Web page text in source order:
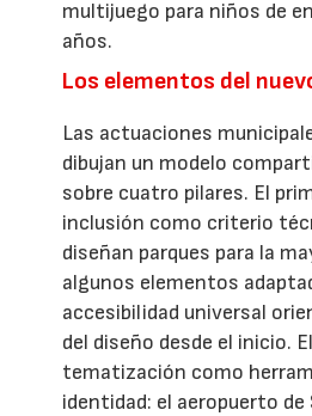
multijuego para niños de
años.
Los elementos del
Las actuaciones
dibujan un modelo
sobre cuatro pilares. El
inclusión como criterio
diseñan parques para la
algunos elementos
accesibilidad universal
del diseño desde el inicio.
tematización como
identidad: el aeropuerto de